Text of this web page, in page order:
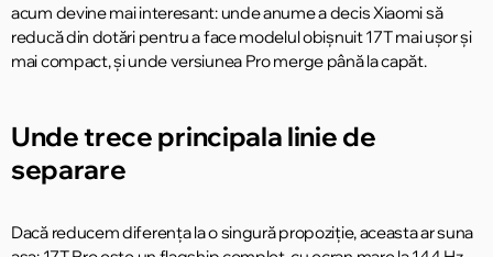
acum devine mai interesant: unde anume a decis Xiaomi să
reducă din dotări pentru a face modelul obișnuit 17T mai ușor și
mai compact, și unde versiunea Pro merge până la capăt.
Unde trece principala linie de
separare
Dacă reducem diferența la o singură propoziție, aceasta ar suna